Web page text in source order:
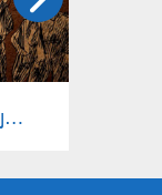
Քեզ համար, Հայաստան. Ջիվան Աբրահամյան